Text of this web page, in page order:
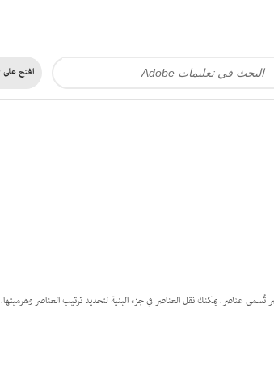
افتح على
عناصر. يمكنك نقل العناصر في جزء البنية لتحديد ترتيب العناصر